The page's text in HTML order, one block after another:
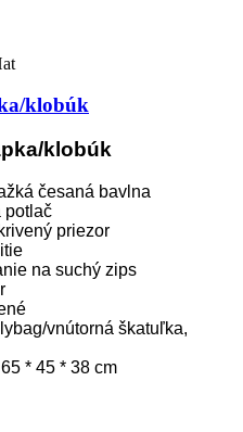
klobúk
klobúk
česaná bavlna
potlač
priezor
na suchý zips
vnútorná škatuľka,
* 45 * 38 cm